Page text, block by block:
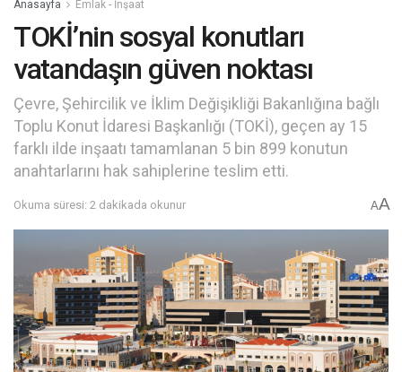
Anasayfa Emlak - İnşaat
TOKİ’nin sosyal konutları
vatandaşın güven noktası
Çevre, Şehircilik ve İklim Değişikliği Bakanlığına bağlı
Toplu Konut İdaresi Başkanlığı (TOKİ), geçen ay 15
farklı ilde inşaatı tamamlanan 5 bin 899 konutun
anahtarlarını hak sahiplerine teslim etti.
Okuma süresi: 2 dakikada okunur AA